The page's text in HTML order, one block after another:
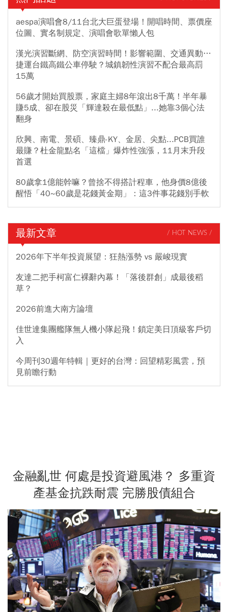
aespa演唱會8/11台北大巨蛋登場！開唱時間、票價座
位圖、實名制規定、演唱會歌單懶人包
漢光演習斷網、防空演習時間！影響範圍、交通異動…
捷運台鐵高鐵公車停駛？城鎮韌性演習不配合最高罰
15萬
56歲才開始買股票，家庭主婦8年滾出8千萬！半年暴
賺5成、卻在股災「輝達殺在最低點」...她靠3個心法
翻身
欣興、南電、景碩、臻鼎-KY、金居、尖點...PCB買誰
最賺？杜金龍點名「這檔」爆炸性強漲，11月末升段
首選
80歲拿1億能幹嘛？曾捨不得搭計程車，他身價8億後
醒悟「40~60歲是花錢黃金期」：這3件事花錢別手軟
最新文章 / HOT NEWS /
2026年下半年投資展望：狂熱漲勢 vs 嚴峻現實
友達二把手柯富仁裸辭內幕！「落後群創」成最後稻
草？
2026前進大南方論壇
佳世達集團艦隊無人機小隊起飛！鎖定美日頂級客戶切
入
今周刊30週年特輯｜更好的台灣：回望精彩風雲，預
見前瞻行動
金融亂世 何處是投資避風港？ 多重資
產基金抗跌耐震 完勝股債組合